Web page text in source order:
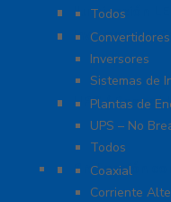
Iluminación LED
Todos
Inversores y
Inversores
Sistemas de
UPS /
Plantas de
UPS – No
Todos
Protección
Coaxial
Corriente